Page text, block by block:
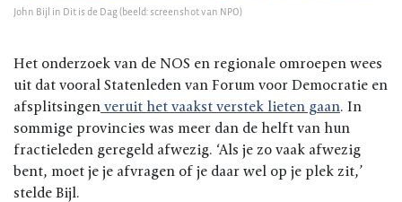
John Bijl in Dit is de Dag (beeld: screenshot van NPO)
Het onderzoek van de NOS en regionale omroepen wees
uit dat vooral Statenleden van Forum voor Democratie en
afsplitsingen veruit het vaakst verstek lieten gaan. In
sommige provincies was meer dan de helft van hun
fractieleden geregeld afwezig. ‘Als je zo vaak afwezig
bent, moet je je afvragen of je daar wel op je plek zit,’
stelde Bijl.